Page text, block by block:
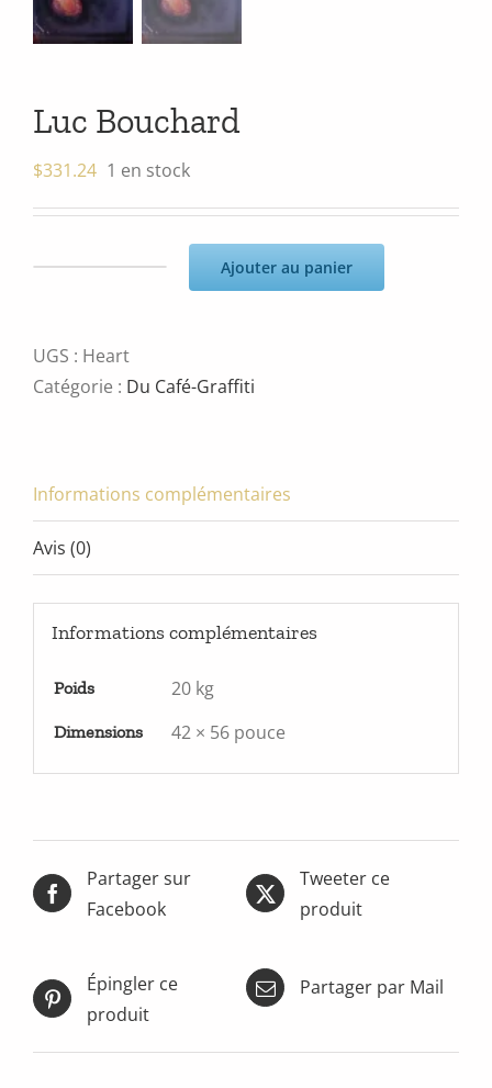
Luc Bouchard
$331.24 1 en stock
Bouchard
Ajouter au panier
UGS : Heart
Catégorie : Du Café-Graffiti
Informations complémentaires
Avis (0)
Informations complémentaires
Poids 20 kg
Dimensions 42 × 56 pouce
Partager sur
Facebook
Tweeter ce
produit
Épingler ce
produit
Partager par Mail